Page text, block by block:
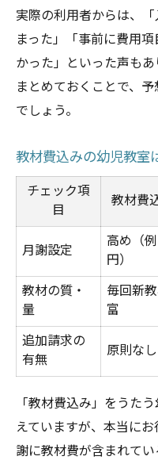
実際の利用者からは、
まった」「事前に費用
かった」といった声も
まとめておくことで、
でしょう。
教材費込みの幼児教室
チェック項
目
教材費
月謝設定
高め（
円）
教材の質・
量
毎回新
富
追加請求の
有無
原則なし
「教材費込み」をうた
えていますが、本当に
謝に教材費が含まれて